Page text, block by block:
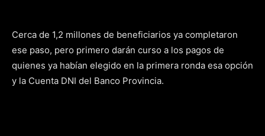
Cerca de 1,2 millones de beneficiarios ya completaron
ese paso, pero primero darán curso a los pagos de
quienes ya habían elegido en la primera ronda esa opción
y la Cuenta DNI del Banco Provincia.